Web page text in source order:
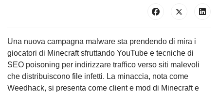
Una nuova campagna malware sta prendendo di mira i
giocatori di Minecraft sfruttando YouTube e tecniche di
SEO poisoning per indirizzare traffico verso siti malevoli
che distribuiscono file infetti. La minaccia, nota come
Weedhack, si presenta come client e mod di Minecraft e